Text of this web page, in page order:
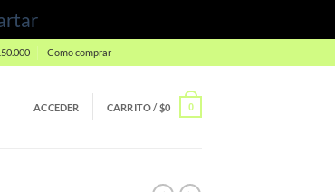
Como comprar
ACCEDER CARRITO /$0 0